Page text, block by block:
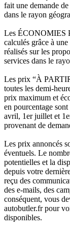
fait une demande
dans le rayon
Les ÉCONOMIES
calculés grâce à
réalisés sur les
services dans le
Les prix “À
toutes les demi-
prix maximum et
en pourcentage
avril, 1er juillet et
provenant de
Les prix annoncés
éventuels. Le
potentielles et la
depuis votre
reçu des
des e-mails, des
conséquent, vous
autobutler.fr pour
disponibles.